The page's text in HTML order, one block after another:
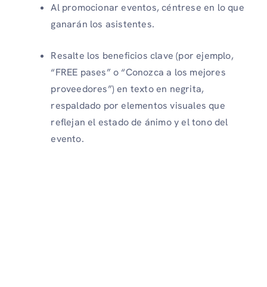
Al promocionar eventos, céntrese en lo que
ganarán los asistentes.
Resalte los beneficios clave (por ejemplo,
“FREE pases” o “Conozca a los mejores
proveedores”) en texto en negrita,
respaldado por elementos visuales que
reflejan el estado de ánimo y el tono del
evento.